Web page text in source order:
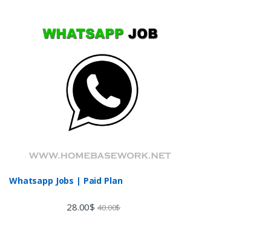
Whatsapp Jobs | Paid Plan
28.00$ 40.00$